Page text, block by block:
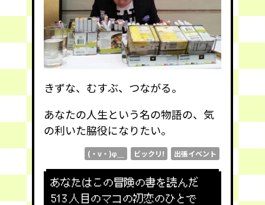
きずな、むすぶ、つながる。
あなたの人生という名の物語の、気
の利いた脇役になりたい。
(・v・)φ＿ ビックリ! 出張イベント
あなたはこの冒険の書を読んだ
513 人目のマコの初恋のひとで